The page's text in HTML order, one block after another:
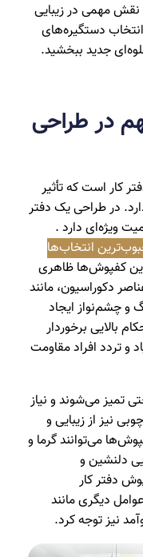
مهمی در زیبایی
انتخاب دستگیره‌های
جدید ببخشید.
در طراحی
کار است که تأثیر
در طراحی یک دفتر
ویژه‌ای دارد .
انتخاب‌ها
کفپوش‌ها ظاهری
دکوراسیون، مانند
و چشم‌نواز ایجاد
بالایی برخوردار
و تردد افراد مقاومت
تمیز می‌شوند و نیاز
نیز از زیبایی و
می‌توانند گرما و
دلنشین و
دفتر کار
دیگری مانند
نیز توجه کرد.